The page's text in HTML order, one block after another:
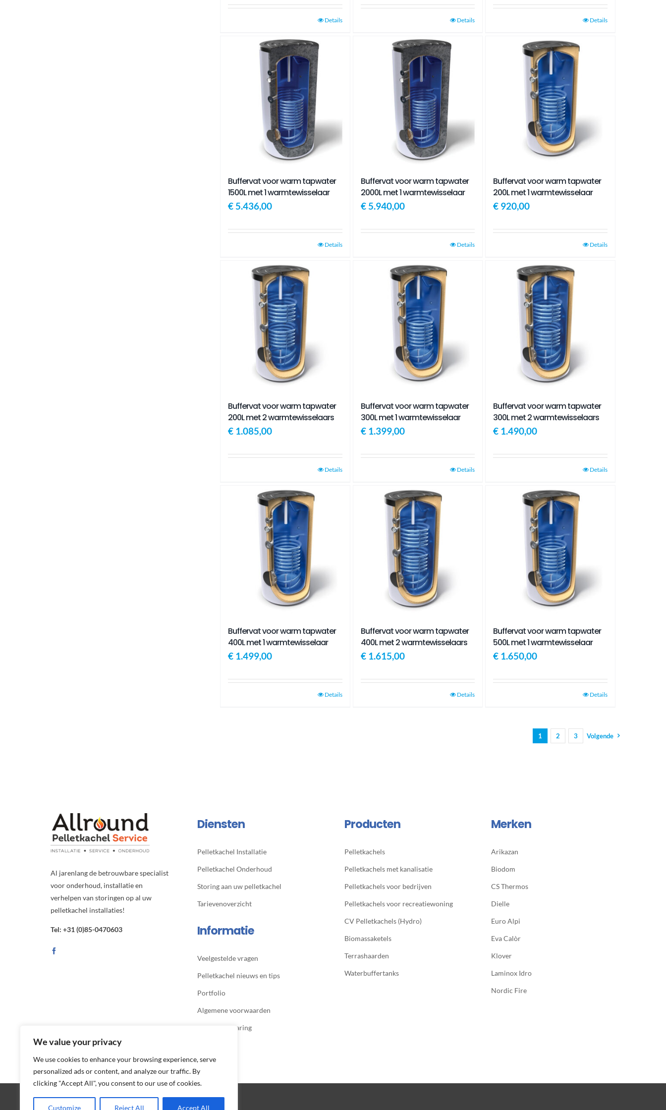
We value your privacy
We use cookies to enhance your browsing experience, serve
personalized ads or content, and analyze our traffic. By
clicking "Accept All", you consent to our use of cookies.
Customize Reject All Accept All
Details Details Details
Buffervat voor warm tapwater
1500L met 1 warmtewisselaar
€ 5.436,00
Details
Buffervat voor warm tapwater
2000L met 1 warmtewisselaar
€5.940,00
Details
Buffervat voor warm tapwater
200L met 1 warmtewisselaar
€ 920,00
Details
Buffervat voor warm tapwater
200L met 2 warmtewisselaars
€ 1.085,00
Details
Buffervat voor warm tapwater
300L met 1 warmtewisselaar
€1.399,00
Details
Buffervat voor warm tapwater
300L met 2 warmtewisselaars
€ 1.490,00
Details
Buffervat voor warm tapwater
400L met 1 warmtewisselaar
€ 1.499,00
Details
Buffervat voor warm tapwater
400L met 2 warmtewisselaars
€1.615,00
Details
Buffervat voor warm tapwater
500L met 1 warmtewisselaar
€ 1.650,00
Details
1 2 3 Volgende
Al jarenlang de betrouwbare specialist
voor onderhoud, installatie en
verhelpen van storingen op al uw
pelletkachel installaties!
Tel: +31 (0)85-0470603
Diensten
Pelletkachel Installatie
Pelletkachel Onderhoud
Storing aan uw pelletkachel
Tarievenoverzicht
Informatie
Veelgestelde vragen
Pelletkachel nieuws en tips
Portfolio
Algemene voorwaarden
Privacyverklaring
Producten
Pelletkachels
Pelletkachels met kanalisatie
Pelletkachels voor bedrijven
Pelletkachels voor recreatiewoning
CV Pelletkachels (Hydro)
Biomassaketels
Terrashaarden
Waterbuffertanks
Merken
Arikazan
Biodom
CS Thermos
Dielle
Euro Alpi
Eva Calòr
Klover
Laminox Idro
Nordic Fire